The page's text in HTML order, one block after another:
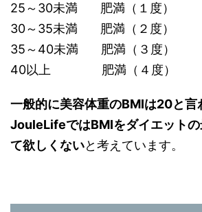
25～30未満 肥満（１度）
30～35未満 肥満（２度）
35～40未満 肥満（３度）
40以上 肥満（４度）
一般的に美容体重のBMIは20と言
JouleLifeではBMIをダイエットの
て欲しくないと考えています。